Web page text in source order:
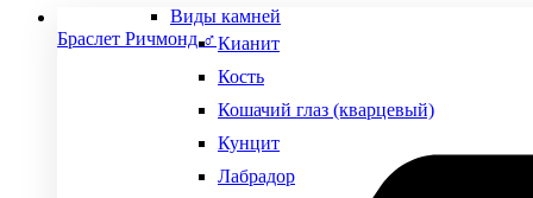
Виды камней
Кианит
Кость
Кошачий глаз (кварцевый)
Кунцит
Лабрадор
Браслет Ричмонд ♂